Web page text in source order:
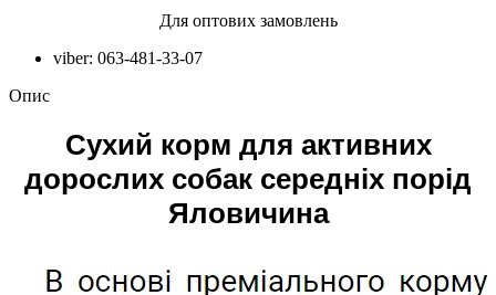
Для оптових замовлень
viber: 063-481-33-07
Опис
Сухий корм для активних
дорослих собак середніх порід
Яловичина